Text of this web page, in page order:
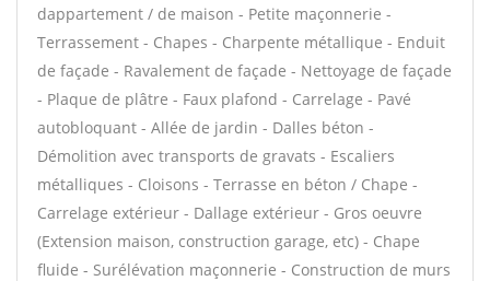
dappartement / de maison - Petite maçonnerie -
Terrassement - Chapes - Charpente métallique - Enduit
de façade - Ravalement de façade - Nettoyage de façade
- Plaque de plâtre - Faux plafond - Carrelage - Pavé
autobloquant - Allée de jardin - Dalles béton -
Démolition avec transports de gravats - Escaliers
métalliques - Cloisons - Terrasse en béton / Chape -
Carrelage extérieur - Dallage extérieur - Gros oeuvre
(Extension maison, construction garage, etc) - Chape
fluide - Surélévation maçonnerie - Construction de murs